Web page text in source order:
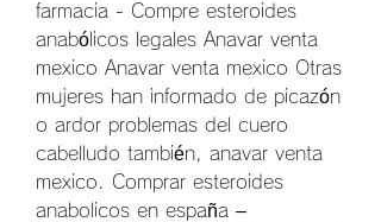
farmacia - Compre esteroides
anabólicos legales Anavar venta
mexico Anavar venta mexico Otras
mujeres han informado de picazón
o ardor problemas del cuero
cabelludo también, anavar venta
mexico. Comprar esteroides
anabolicos en españa –